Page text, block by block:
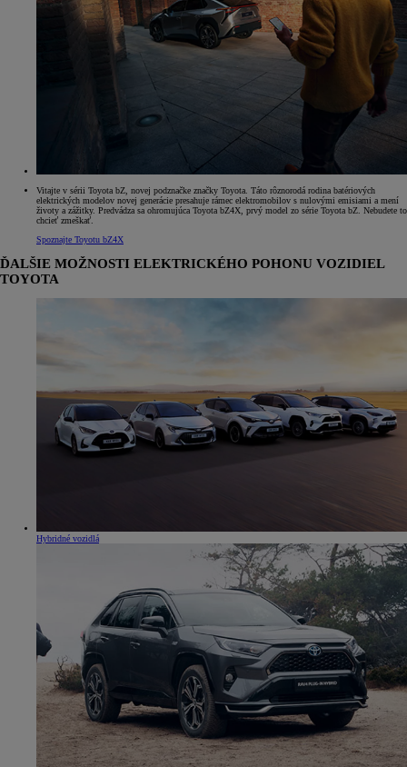
Vitajte v sérii Toyota bZ, novej podznačke značky Toyota. Táto rôznorodá rodina batériových
elektrických modelov novej generácie presahuje rámec elektromobilov s nulovými emisiami a mení
životy a zážitky. Predvádza sa ohromujúca Toyota bZ4X, prvý model zo série Toyota bZ. Nebudete to
chcieť zmeškať.
Spoznajte Toyotu bZ4X
ĎALŠIE MOŽNOSTI ELEKTRICKÉHO POHONU VOZIDIEL
TOYOTA
Hybridné vozidlá